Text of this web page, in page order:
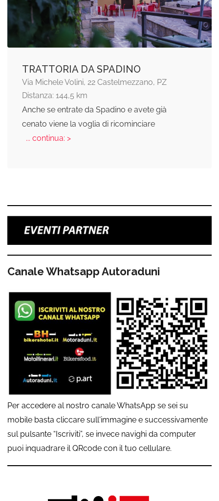
TRATTORIA DA SPADINO
Via Michele Volini, 22 Castelmezzano, PZ
Distanza: 144,5 km
Anche se entrate da Spadino e avete già
cenato viene la voglia di ricominciare
... continua: >
Canale Whatsapp Autoraduni
Per accedere al nostro canale WhatsApp se sei su
mobile basta cliccare sull'immagine e successivamente
sul pulsante “Iscriviti”, se invece navighi da computer
puoi inquadrare il QRcode con il tuo cellulare.